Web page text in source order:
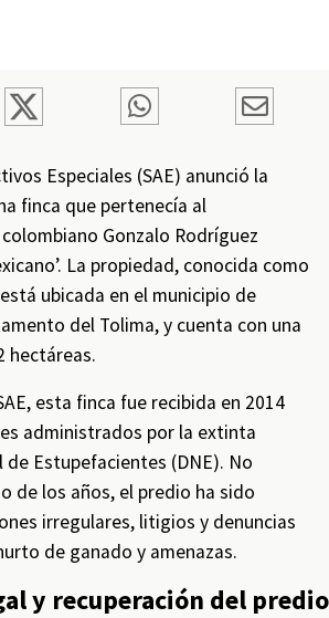
Especiales (SAE) anunció la
finca que pertenecía al
Gonzalo Rodríguez
La propiedad, conocida como
ubicada en el municipio de
del Tolima, y cuenta con una
hectáreas.
esta finca fue recibida en 2014
administrados por la extinta
de Estupefacientes (DNE). No
de los años, el predio ha sido
irregulares, litigios y denuncias
de ganado y amenazas.
y recuperación del predio